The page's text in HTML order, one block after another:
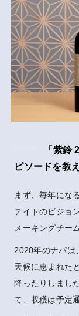
「紫鈴
ピソードを教
まず、毎年にな
テイトのビジョ
メーキングチー
2020年のナパは
天候に恵まれた
降ったりしまし
て、収穫は予定